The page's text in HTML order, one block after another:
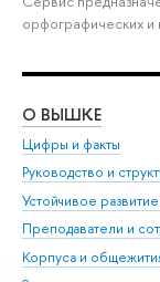
орфографических и
О ВЫШКЕ
Цифры и факты
Руководство и
Устойчивое
Преподаватели и
Корпуса и